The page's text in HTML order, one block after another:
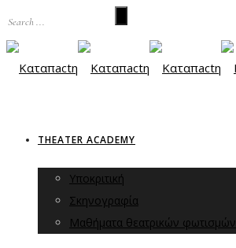
THEATER ACADEMY
Υποκριτική
Σκηνογραφία
Μαθήματα θεατρικών φωτισμών